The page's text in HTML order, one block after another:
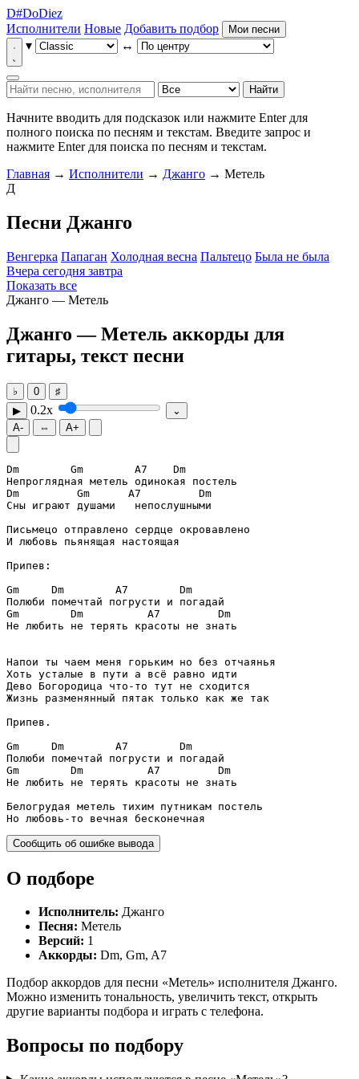
D#DoDiez
Исполнители Новые Добавить подбор Мои песни
▾ ↔
Найти
Начните вводить для подсказок или нажмите Enter для
полного поиска по песням и текстам. Введите запрос и
нажмите Enter для поиска по песням и текстам.
Главная → Исполнители → Джанго → Метель
Д
Песни Джанго
Венгерка Папаган Холодная весна Пальтецо Была не была
Вчера сегодня завтра
Показать все
Джанго — Метель
Джанго — Метель аккорды для
гитары, текст песни
♭ 0
♯
▶
0.2x
⌄
A-
⇔ A+
Dm Gm A7
Dm
Dm
Gm A7
Dm
Сны играют душами   непослушными
Письмецо отправлено сердце окровавлено
И любовь пьянящая настоящая
Припев:
Gm
Dm A7
Dm
Gm
Dm A7
Dm
Не любить не терять красоты не знать
Напои ты чаем меня горьким но без отчаянья
Хоть усталые в пути а всё равно идти
Дево Богородица что-то тут не сходится
Жизнь разменянный пятак только как же так
Припев.
Gm
Dm A7
Dm
Gm
Dm A7
Dm
Не любить не терять красоты не знать
Но любовь-то вечная бесконечная
Сообщить об ошибке вывода
О подборе
Исполнитель: Джанго
Песня: Метель
Версий: 1
Аккорды: Dm, Gm, A7
Подбор аккордов для песни «Метель» исполнителя Джанго.
Можно изменить тональность, увеличить текст, открыть
другие варианты подбора и играть с телефона.
Вопросы по подбору